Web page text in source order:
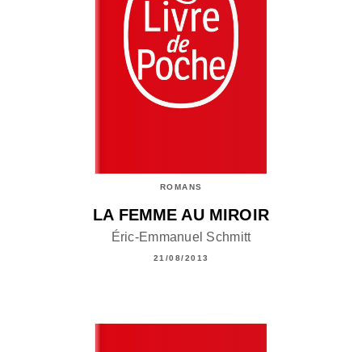
ROMANS
LA FEMME AU MIROIR
Éric-Emmanuel Schmitt
21/08/2013